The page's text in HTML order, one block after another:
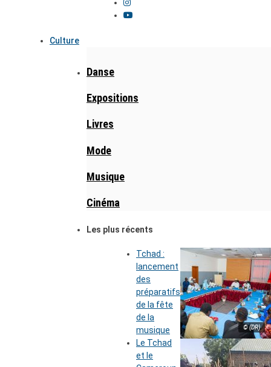
Culture
Danse
Expositions
Livres
Mode
Musique
Cinéma
Les plus récents
© (DR)
Tchad :
lancement
des
préparatifs
de la fête
de la
musique
Le Tchad
et le